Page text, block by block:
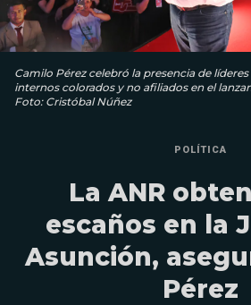
Camilo Pérez celebró la presencia de
internos colorados y no afiliados en el
Foto: Cristóbal Núñez
POLÍTICA
La ANR
escaños en la
Asunción,
Pérez